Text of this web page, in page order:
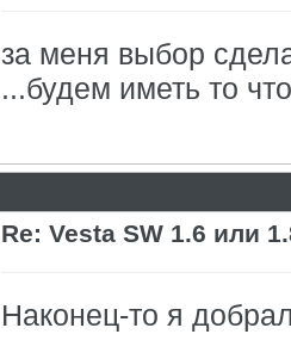
за меня выбор
...будем иметь то
Re: Vesta SW 1.6 или
Наконец-то я